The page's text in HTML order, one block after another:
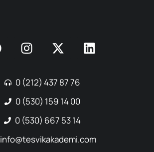
0 (212) 437 87 76
0 (530) 159 14 00
0 (530) 667 53 14
info@tesvikakademi.com